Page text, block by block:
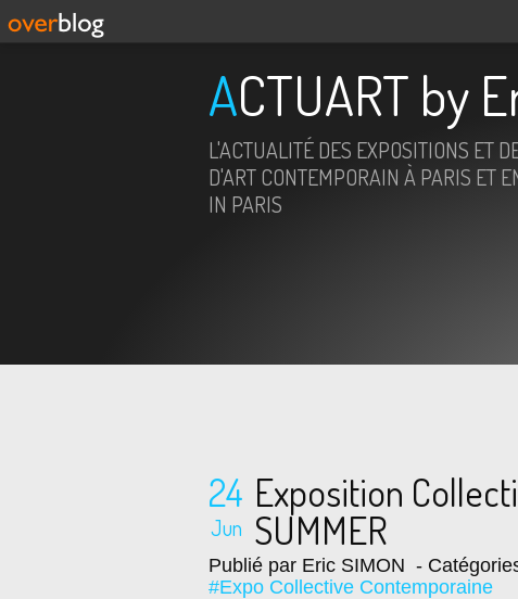
ACTUART by
L'ACTUALITÉ DES EXPOSITIONS ET
D'ART CONTEMPORAIN À PARIS ET
IN PARIS
24
Jun
Exposition
SUMMER
Publié par Eric SIMON -
#Expo Collective Contemporaine